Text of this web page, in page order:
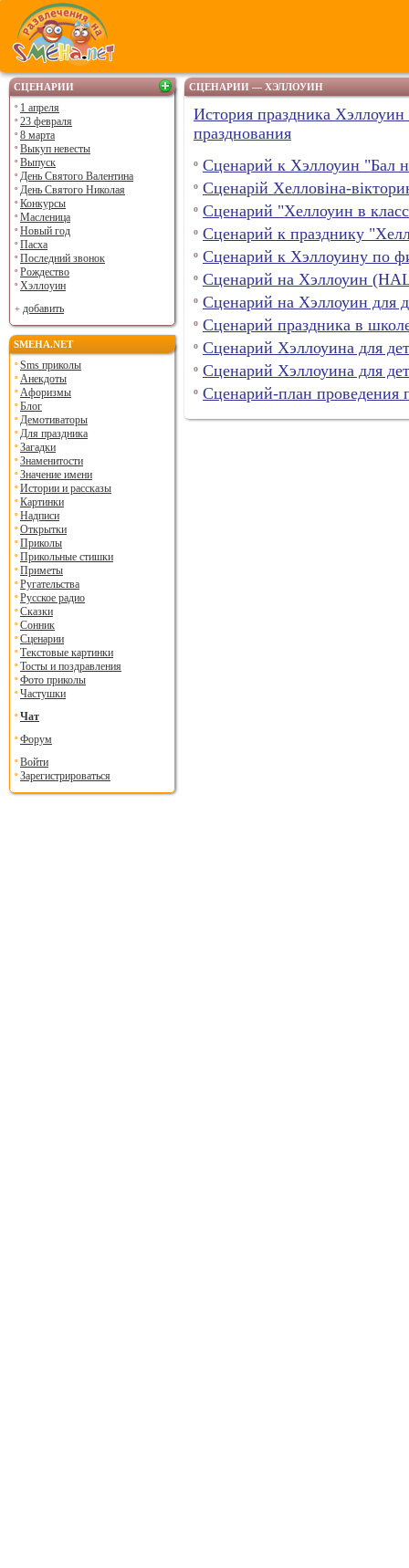
СЦЕНАРИИ
1 апреля
23 февраля
8 марта
Выкуп невесты
Выпуск
День Святого Валентина
День Святого Николая
Конкурсы
Масленица
Новый год
Пасха
Последний звонок
Рождество
Хэллоуин
добавить
SMEHA.NET
Sms приколы
Анекдоты
Афоризмы
Блог
Демотиваторы
Для праздника
Загадки
Знаменитости
Значение имени
Истории и рассказы
Картинки
Надписи
Открытки
Приколы
Прикольные стишки
Приметы
Ругательства
Русское радио
Сказки
Сонник
Сценарии
Текстовые картинки
Тосты и поздравления
Фото приколы
Частушки
Чат
Форум
Войти
Зарегистрироваться
СЦЕНАРИИ — ХЭЛЛОУИН
История праздника
празднования
Cценарий к Хэллоуин "Бал
Сценарій Хелловіна-
Сценарий "Хеллоуин в
Сценарий к празднику
Сценарий к Хэллоуину по
Сценарий на Хэллоуин
Сценарий на Хэллоуин для
Сценарий праздника в
Сценарий Хэллоуина для
Сценарий Хэллоуина для
Сценарий-план проведения